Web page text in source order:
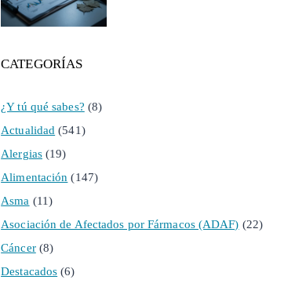
CATEGORÍAS
¿Y tú qué sabes? (8)
Actualidad (541)
Alergias(19)
Alimentación (147)
Asma (11)
Asociación de Afectados por Fármacos (ADAF) (22)
Cáncer(8)
Destacados (6)